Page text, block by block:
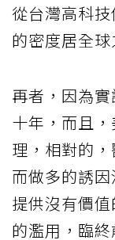
從台灣高科
的密度居全球
再者，因為
十年，而且
理，相對的
而做多的誘
提供沒有價值
的濫用，臨